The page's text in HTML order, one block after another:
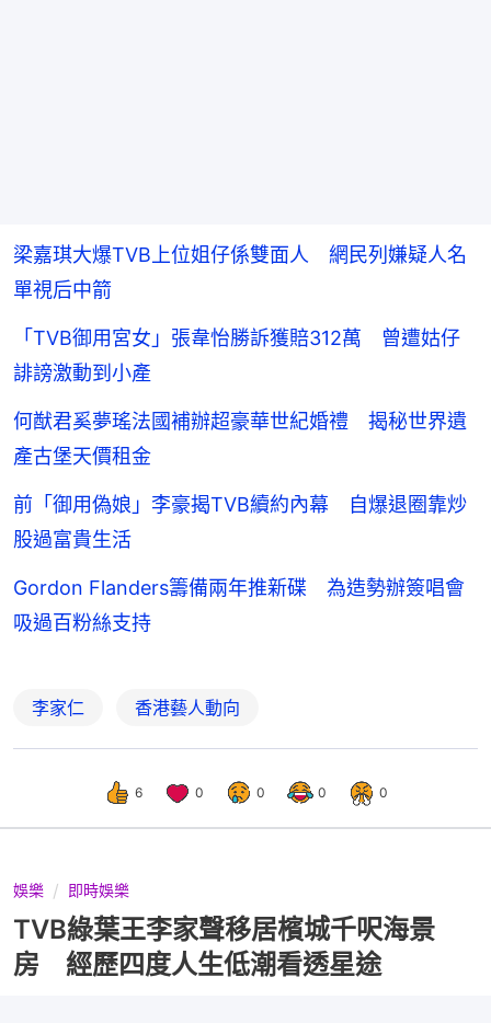
梁嘉琪大爆TVB上位姐仔係雙面人 網民列嫌疑人名
單視后中箭
「TVB御用宮女」張韋怡勝訴獲賠312萬 曾遭姑仔
誹謗激動到小產
何猷君奚夢瑤法國補辦超豪華世紀婚禮 揭秘世界遺
產古堡天價租金
前「御用偽娘」李豪揭TVB續約內幕 自爆退圈靠炒
股過富貴生活
Gordon Flanders籌備兩年推新碟 為造勢辦簽唱會
吸過百粉絲支持
李家仁 香港藝人動向
6 0 0 0 0
娛樂 即時娛樂
TVB綠葉王李家聲移居檳城千呎海景
房 經歷四度人生低潮看透星途